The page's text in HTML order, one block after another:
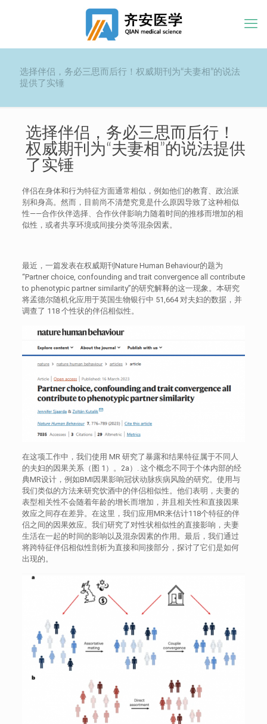
选择伴侣，务必三思而后行！权威期刊为“夫妻相”的说法
提供了实锤
选择伴侣，务必三思而后行！
权威期刊为“夫妻相”的说法提供
了实锤
伴侣在身体和行为特征方面通常相似，例如他们的教育、政治派
别和身高。然而，目前尚不清楚究竟是什么原因导致了这种相似
性——合作伙伴选择、合作伙伴影响力随着时间的推移而增加的相
似性，或者共享环境或间接分类等混杂因素。
最近，一篇发表在权威期刊Nature Human Behaviour的题为
“Partner choice, confounding and trait convergence all contribute
to phenotypic partner similarity”的研究解释的这一现象。本研究
将孟德尔随机化应用于英国生物银行中 51,664 对夫妇的数据，并
调查了 118 个性状的伴侣相似性。
在这项工作中，我们使用 MR 研究了暴露和结果特征属于不同人
的夫妇的因果关系（图 1）。2a）. 这个概念不同于个体内部的经
典MR设计，例如BMI因果影响冠状动脉疾病风险的研究。使用与
我们类似的方法来研究饮酒中的伴侣相似性。他们表明，夫妻的
表型相关性不会随着年龄的增长而增加，并且相关性和直接因果
效应之间存在差异。在这里，我们应用MR来估计118个特征的伴
侣之间的因果效应。我们研究了对性状相似性的直接影响，夫妻
生活在一起的时间的影响以及混杂因素的作用。最后，我们通过
将跨特征伴侣相似性剖析为直接和间接部分，探讨了它们是如何
出现的。